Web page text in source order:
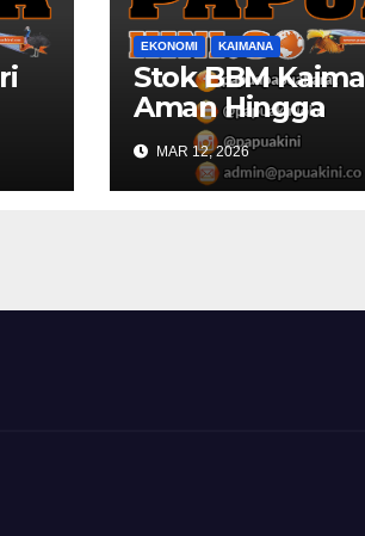
EKONOMI KAIMANA
Stok BBM
Aman Hingga
Lebaran
MAR 12, 2026